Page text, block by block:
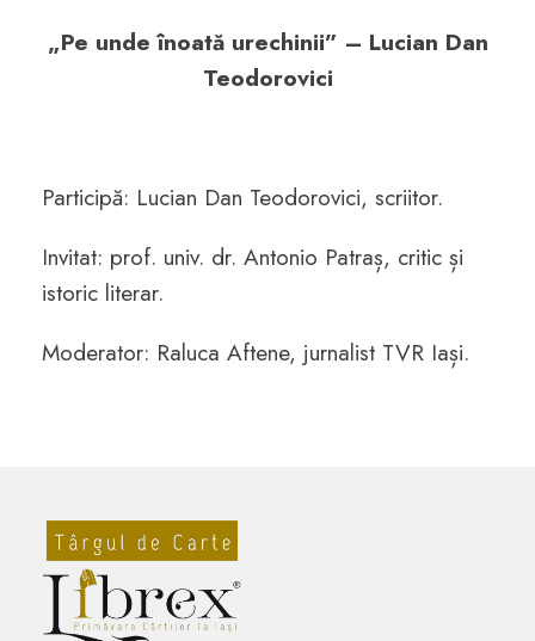
„Pe unde înoată urechinii” – Lucian Dan
Teodorovici
Participă: Lucian Dan Teodorovici, scriitor.
Invitat: prof. univ. dr. Antonio Patraș, critic și
istoric literar.
Moderator: Raluca Aftene, jurnalist TVR Iași.